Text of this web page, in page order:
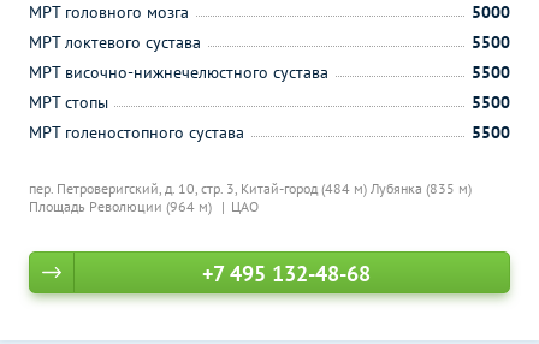
пер. Петроверигский, д. 10, стр. 3, Китай-город (484 м) Лубянка (835 м)
Площадь Революции (964 м)
ЦАО
МРТ головного мозга
5000
МРТ локтевого сустава
5500
МРТ височно-нижнечелюстного сустава
5500
МРТ стопы
5500
МРТ голеностопного сустава
5500
+7 495 132-48-68